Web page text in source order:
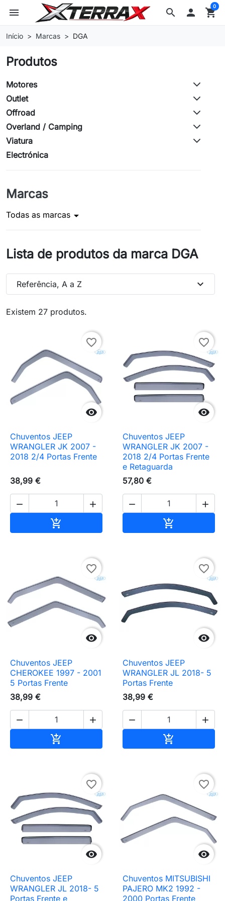
search
menu  shopping_cart
0
Início Marcas DGA
Produtos
Motores
Outlet
Offroad
Overland / Camping
Viatura
Electrónica
Marcas
Todas as marcas arrow_drop_down
Lista de produtos da marca DGA
Existem 27 produtos.
Referência, A a Z expand_more

favorite_border
Chuventos JEEP
WRANGLER JK 2007 -
2018 2/4 Portas Frente
38,99 €
 


favorite_border
Chuventos JEEP
WRANGLER JK 2007 -
2018 2/4 Portas Frente
e Retaguarda
57,80 €
 


favorite_border
Chuventos JEEP
CHEROKEE 1997 - 2001
5 Portas Frente
38,99 €
 


favorite_border
Chuventos JEEP
WRANGLER JL 2018- 5
Portas Frente
38,99 €
 


favorite_border
Chuventos JEEP
WRANGLER JL 2018- 5
Portas Frente e

favorite_border
Chuventos MITSUBISHI
PAJERO MK2 1992 -
2000 Portas Frente